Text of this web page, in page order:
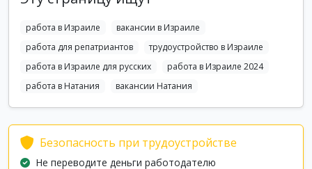
работа в Израиле
вакансии в Израиле
работа для репатриантов
трудоустройство в Израиле
работа в Израиле для русских
работа в Израиле 2024
работа в Натания
вакансии Натания
Безопасность при трудоустройстве
Не переводите деньги работодателю